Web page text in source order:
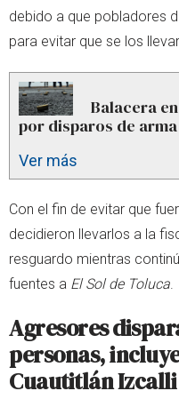
debido a que pobladores
para evitar que se los
Balacera
por disparos de
Ver más
Con el fin de evitar que
decidieron llevarlos a la
resguardo mientras
fuentes a El Sol de Toluca.
Agresores
personas,
Cuautitlán Izcalli